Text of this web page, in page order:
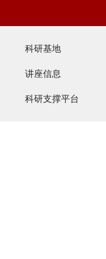
科研基地
讲座信息
科研支撑平台